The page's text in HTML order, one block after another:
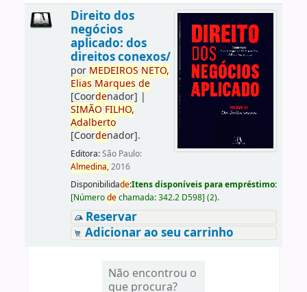
Direito dos
negócios
aplicado: dos
direitos conexos/
por MEDEIROS NETO,
Elias Marques de
[Coordenador] |
SIMÃO FILHO,
Adalberto
[Coordenador].
Editora:São Paulo:
Almedina,2016
Disponibilidade:Itens disponíveis para empréstimo:
[Númerodechamada:342.2 D598] (2).
Reservar
Adicionar ao seu carrinho
Não encontrou o
que procura?